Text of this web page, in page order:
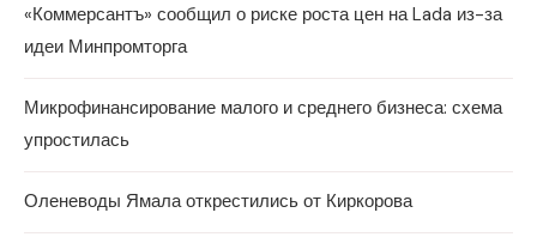
«Коммерсантъ» сообщил о риске роста цен на Lada из-за
идеи Минпромторга
Микрофинансирование малого и среднего бизнеса: схема
упростилась
Оленеводы Ямала открестились от Киркорова